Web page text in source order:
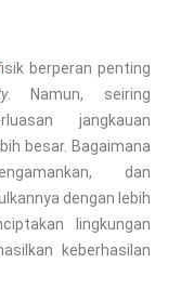
berperan penting
. Namun, seiring
jangkauan
besar. Bagaimana
dan
dengan lebih
lingkungan
keberhasilan